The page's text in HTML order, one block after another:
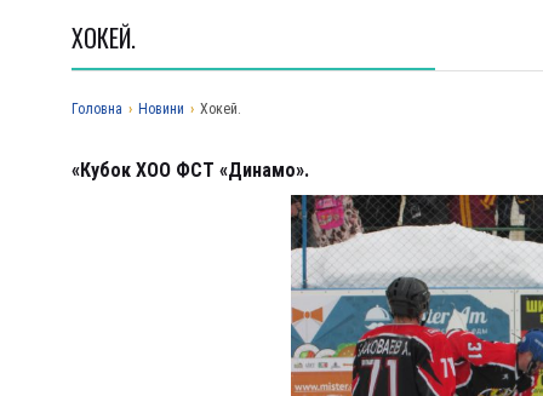
ХОКЕЙ.
Головна › Новини › Хокей.
«Кубок ХОО ФСТ «Динамо».